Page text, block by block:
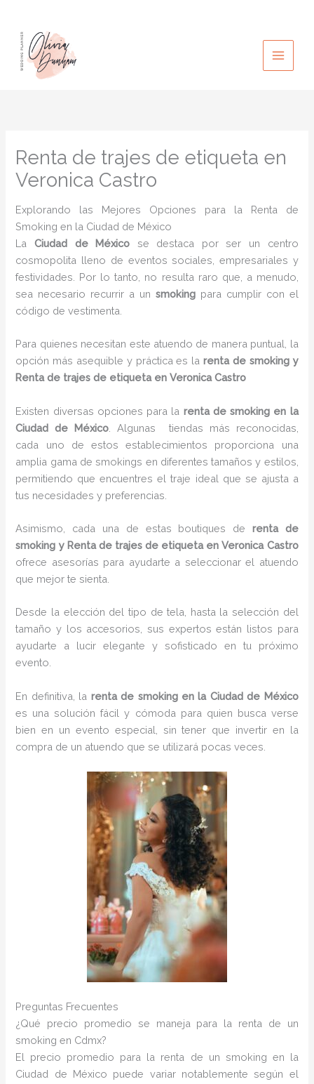
contenido
Renta de trajes de etiqueta en
Veronica Castro
Explorando las Mejores Opciones para la Renta de
Smoking en la Ciudad de México
LaCiudad de México se destaca por ser un centro
cosmopolita lleno de eventos sociales, empresariales y
festividades. Por lo tanto, no resulta raro que, a menudo,
sea necesario recurrir a un smokingpara cumplir con el
código de vestimenta.
Para quienes necesitan este atuendo de manera puntual, la
opción más asequible y práctica es larenta de smoking y
Renta de trajes de etiqueta en Veronica Castro
Existen diversas opciones para la renta de smoking en la
Ciudad de México . Algunas tiendas más reconocidas,
cada uno de estos establecimientos proporciona una
amplia gama de smokings en diferentes tamaños y estilos,
permitiendo que encuentres el traje ideal que se ajusta a
tus necesidades y preferencias.
Asimismo, cada una de estas boutiques de renta de
smoking y Renta de trajes de etiqueta en Veronica Castro
ofrece asesorías para ayudarte a seleccionar el atuendo
que mejor te sienta.
Desde la elección del tipo de tela, hasta la selección del
tamaño y los accesorios, sus expertos están listos para
ayudarte a lucir elegante y sofisticado en tu próximo
evento.
En definitiva, la renta de smoking en la Ciudad de México
es una solución fácil y cómoda para quien busca verse
bien en un evento especial, sin tener que invertir en la
compra de un atuendo que se utilizará pocas veces.
Preguntas Frecuentes
¿Qué precio promedio se maneja para la renta de un
smoking en Cdmx?
El precio promedio para la renta de un smoking en la
Ciudad de México puede variar notablemente según el